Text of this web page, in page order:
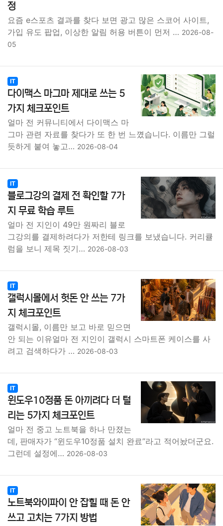
정
요즘 e스포츠 결과를 찾다 보면 광고 많은 스코어 사이트,
가입 유도 팝업, 이상한 알림 허용 버튼이 먼저 … 2026-08-
05
IT
다이맥스 마그마 제대로 쓰는 5
가지 체크포인트
얼마 전 커뮤니티에서 다이맥스 마
그마 관련 자료를 찾다가 또 한 번 느꼈습니다. 이름만 그럴
듯하게 붙여 놓고… 2026-08-04
IT
블로그강의 결제 전 확인할 7가
지 무료 학습 루트
얼마 전 지인이 49만 원짜리 블로
그강의를 결제하려다가 저한테 링크를 보냈습니다. 커리큘
럼을 보니 제목 짓기… 2026-08-03
IT
갤럭시몰에서 헛돈 안 쓰는 7가
지 체크포인트
갤럭시몰, 이름만 보고 바로 믿으면
안 되는 이유얼마 전 지인이 갤럭시 스마트폰 케이스를 사
려고 검색하다가 … 2026-08-03
IT
윈도우10정품 돈 아끼려다 더 털
리는 5가지 체크포인트
얼마 전 중고 노트북을 하나 만졌는
데, 판매자가 “윈도우10정품 설치 완료”라고 적어놨더군요.
그런데 설정에… 2026-08-03
IT
노트북와이파이 안 잡힐 때 돈 안
쓰고 고치는 7가지 방법